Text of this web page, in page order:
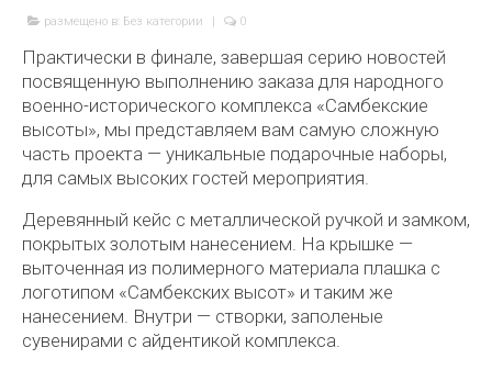
размещено в: Без категории 0
Практически в финале, завершая серию новостей
посвященную выполнению заказа для народного
военно-исторического комплекса «Самбекские
высоты», мы представляем вам самую сложную
часть проекта — уникальные подарочные наборы,
для самых высоких гостей мероприятия.
Деревянный кейс с металлической ручкой и замком,
покрытых золотым нанесением. На крышке —
выточенная из полимерного материала плашка с
логотипом «Самбекских высот» и таким же
нанесением. Внутри — створки, заполеные
сувенирами с айдентикой комплекса.